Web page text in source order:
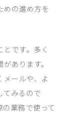
めの進め方を
です。多く
あります。
ールや、よ
みるので
業務で使って